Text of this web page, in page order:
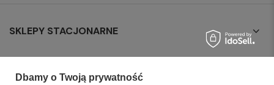
SKLEPY STACJONARNE
Dbamy o Twoją prywatność